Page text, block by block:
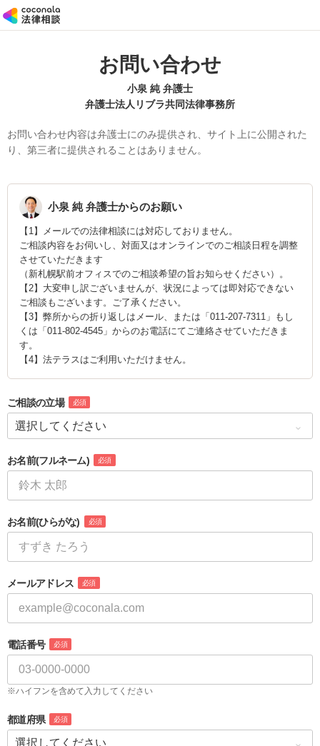
お問い合わせ
小泉 純 弁護士
弁護士法人リブラ共同法律事務所
お問い合わせ内容は弁護士にのみ提供され、サイト上に公開された
り、第三者に提供されることはありません。
小泉 純 弁護士からのお願い
【1】メールでの法律相談には対応しておりません。
ご相談内容をお伺いし、対面又はオンラインでのご相談日程を調整
させていただきます
（新札幌駅前オフィスでのご相談希望の旨お知らせください）。
【2】大変申し訳ございませんが、状況によっては即対応できない
ご相談もございます。ご了承ください。
【3】弊所からの折り返しはメール、または「011-207-7311」もし
くは「011-802-4545」からのお電話にてご連絡させていただきま
す。
ご相談の立場 必須
お名前(フルネーム) 必須
お名前(ひらがな) 必須
メールアドレス 必須
電話番号 必須
※ハイフンを含めて入力してください
都道府県 必須